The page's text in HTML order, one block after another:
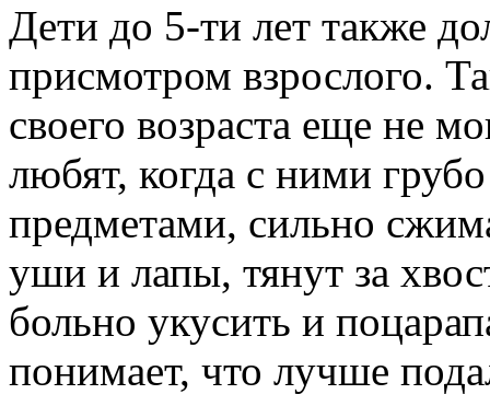
Дети до 5-ти лет также
присмотром взрослого.
своего возраста еще не
любят, когда с ними
предметами, сильно
уши и лапы, тянут за
больно укусить и
понимает, что лучше